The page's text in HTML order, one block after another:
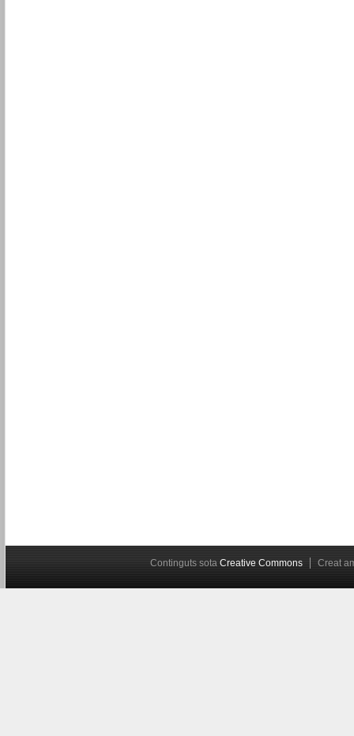
Continguts sota Creative Commons Creat